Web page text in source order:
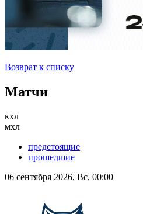
Возврат к списку
Матчи
кхл
мхл
предстоящие
прошедшие
06 сентября 2026, Вс, 00:00